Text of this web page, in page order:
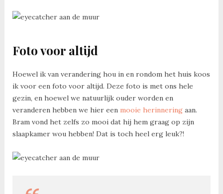
Foto voor altijd
Hoewel ik van verandering hou in en rondom het huis koos
ik voor een foto voor altijd. Deze foto is met ons hele
gezin, en hoewel we natuurlijk ouder worden en
veranderen hebben we hier een mooie herinneringaan.
Bram vond het zelfs zo mooi dat hij hem graag op zijn
slaapkamer wou hebben! Dat is toch heel erg leuk?!